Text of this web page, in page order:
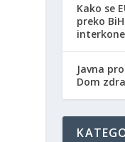
Kako se
preko
Javna
Dom